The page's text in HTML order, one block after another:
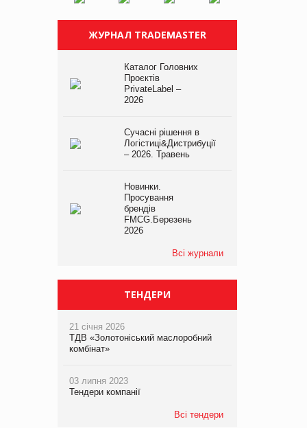
ЖУРНАЛ TRADEMASTER
Каталог Головних
Проєктів
PrivateLabel –
2026
Сучасні рішення в
Логістиці&Дистрибуції
– 2026. Травень
Новинки.
Просування
брендів
FMCG.Березень
2026
Всі журнали
ТЕНДЕРИ
21 січня 2026
ТДВ «Золотоніський маслоробний
комбінат»
03 липня 2023
Тендери компанії
Всі тендери